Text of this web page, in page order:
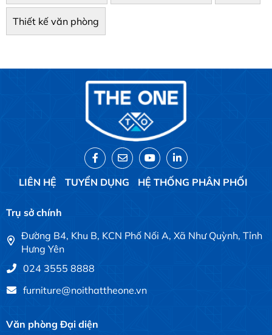
Thiết kế văn phòng
LIÊN HỆ TUYỂN DỤNG HỆ THỐNG PHÂN PHỐI
Trụ sở chính
Đường B4, Khu B, KCN Phố Nối A, Xã Như Quỳnh, Tỉnh
Hưng Yên
024 3555 8888
furniture@noithattheone.vn
Văn phòng Đại diện